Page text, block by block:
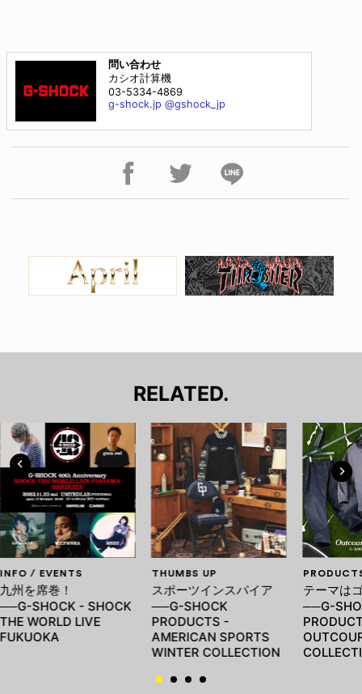
問い合わせ
カシオ計算機
03-5334-4869
g-shock.jp @gshock_jp
RELATED.
INFO / EVENTS
九州を席巻！
──G-SHOCK - SHOCK
THE WORLD LIVE
FUKUOKA
THUMBS UP
スポーツインスパイア
──G-SHOCK
PRODUCTS -
AMERICAN SPORTS
WINTER COLLECTION
テーマは
──G-